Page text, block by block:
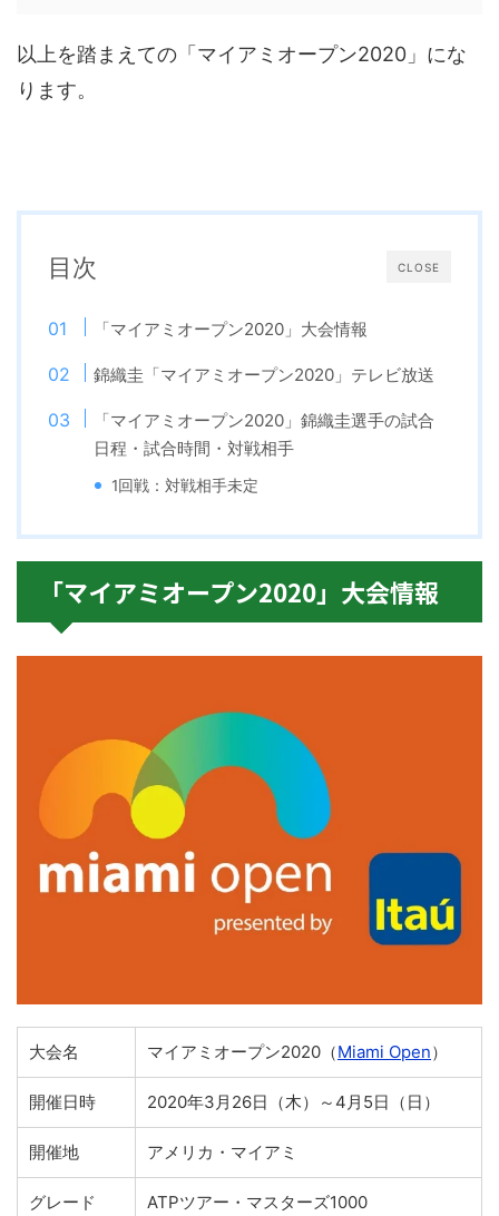
以上を踏まえての「マイアミオープン2020」にな
ります。
CLOSE
目次
「マイアミオープン2020」大会情報
錦織圭「マイアミオープン2020」テレビ放送
「マイアミオープン2020」錦織圭選手の試合
日程・試合時間・対戦相手
1回戦：対戦相手未定
「マイアミオープン2020」大会情報
大会名 マイアミオープン2020（Miami Open）
開催日時 2020年3月26日（木）～4月5日（日）
開催地 アメリカ・マイアミ
グレード ATPツアー・マスターズ1000